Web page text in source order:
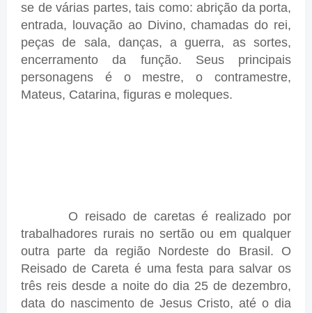
se de várias partes, tais como: abrição da porta,
entrada, louvação ao Divino, chamadas do rei,
peças de sala, danças, a guerra, as sortes,
encerramento da função. Seus principais
personagens é o mestre, o contramestre,
Mateus, Catarina, figuras e moleques.
O reisado de caretas é realizado por
trabalhadores rurais no sertão ou em qualquer
outra parte da região Nordeste do Brasil. O
Reisado de Careta é uma festa para salvar os
três reis desde a noite do dia 25 de dezembro,
data do nascimento de Jesus Cristo, até o dia